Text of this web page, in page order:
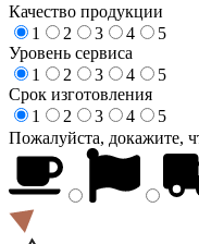
Качество продукции
1
2 3 4
5
Уровень сервиса
1
2 3 4
5
Срок изготовления
1
2 3 4
5
Пожалуйста, докажите,